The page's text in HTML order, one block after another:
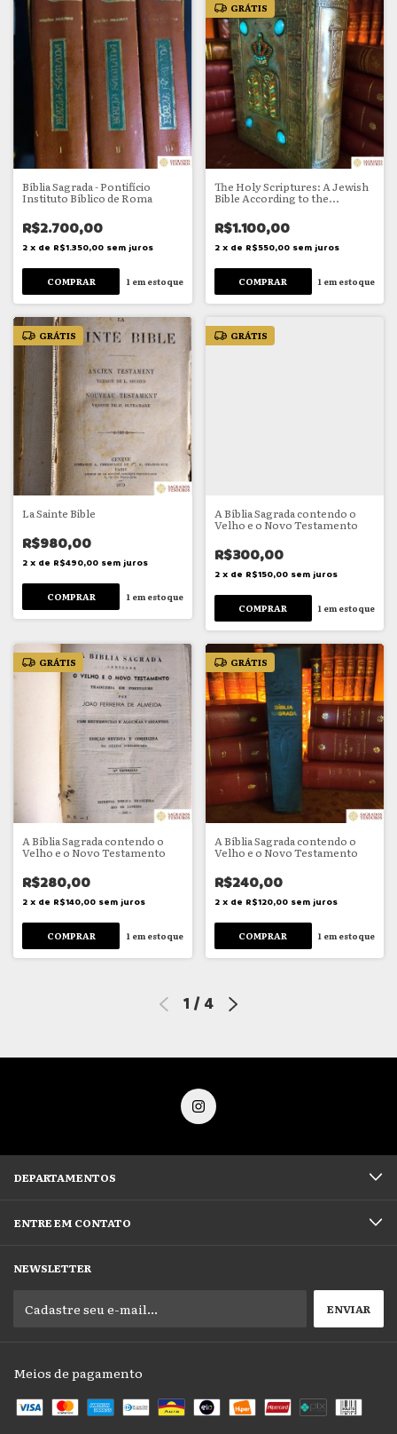
Bíblia Sagrada - Pontifício
Instituto Bíblico de Roma
R$2.700,00
2 x de R$1.350,00 sem juros
1 em estoque
GRÁTIS
The Holy Scriptures: A Jewish
Bible According to the
Masoretic Text
R$1.100,00
2 x de R$550,00 sem juros
1 em estoque
GRÁTIS
La Sainte Bible
R$980,00
2 x de R$490,00 sem juros
1em estoque
GRÁTIS
A Bíblia Sagrada contendo o
Velho e o Novo Testamento
R$300,00
2 x de R$150,00 sem juros
1 em estoque
GRÁTIS
A Bíblia Sagrada contendo o
Velho e o Novo Testamento
R$280,00
2 x de R$140,00 sem juros
1 em estoque
GRÁTIS
A Bíblia Sagrada contendo o
Velho e o Novo Testamento
R$240,00
2 x de R$120,00 sem juros
1 em estoque
1 / 4
DEPARTAMENTOS
ENTRE EM CONTATO
NEWSLETTER
Meios de pagamento